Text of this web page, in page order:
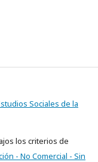
Sociales de la
los criterios de
- No Comercial - Sin